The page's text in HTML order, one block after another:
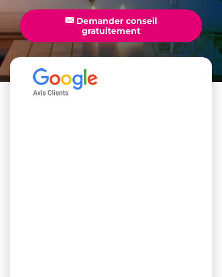
📧Demander conseil
gratuitement